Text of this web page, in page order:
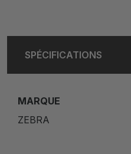
SPÉCIFICATIONS
MARQUE
ZEBRA